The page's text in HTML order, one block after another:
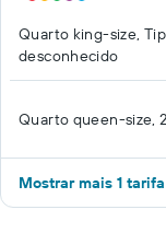
Quarto king-size,
desconhecido
Quarto queen-size,
Mostrar mais 1